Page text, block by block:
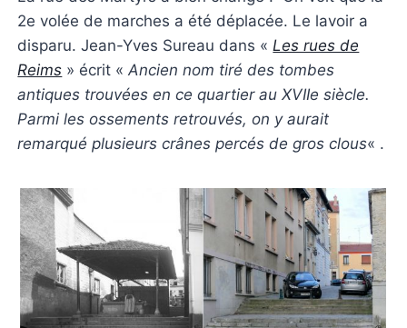
2e volée de marches a été déplacée. Le lavoir a
disparu. Jean-Yves Sureau dans « Les rues de
Reims » écrit «Ancien nom tiré des tombes
antiques trouvées en ce quartier au XVIIe siècle.
Parmi les ossements retrouvés, on y aurait
remarqué plusieurs crânes percés de gros clous« .